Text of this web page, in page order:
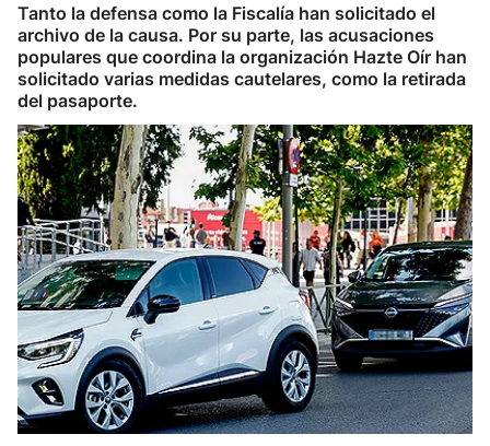
Tanto la defensa como la Fiscalía han solicitado el
archivo de la causa. Por su parte, las acusaciones
populares que coordina la organización Hazte Oír han
solicitado varias medidas cautelares, como la retirada
del pasaporte.